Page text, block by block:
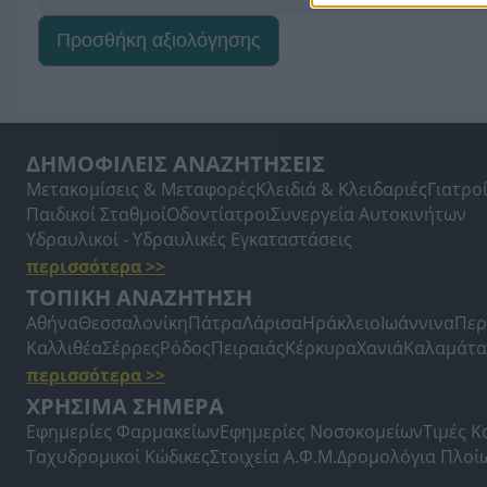
Προσθήκη αξιολόγησης
ΔΗΜΟΦΙΛΕΙΣ ΑΝΑΖΗΤΗΣΕΙΣ
Μετακομίσεις & ΜεταφορέςΚλειδιά & ΚλειδαριέςΓιατροί
Παιδικοί ΣταθμοίΟδοντίατροιΣυνεργεία Αυτοκινήτων
Υδραυλικοί - Υδραυλικές Εγκαταστάσεις
περισσότερα >>
ΤΟΠΙΚΗ ΑΝΑΖΗΤΗΣΗ
ΑθήναΘεσσαλονίκηΠάτραΛάρισαΗράκλειοΙωάννινα
ΚαλλιθέαΣέρρεςΡόδοςΠειραιάςΚέρκυραΧανιάΚαλαμάτα
περισσότερα >>
ΧΡΗΣΙΜΑ ΣΗΜΕΡΑ
Εφημερίες ΦαρμακείωνΕφημερίες ΝοσοκομείωνΤιμές
Ταχυδρομικοί ΚώδικεςΣτοιχεία Α.Φ.Μ.Δρομολόγια